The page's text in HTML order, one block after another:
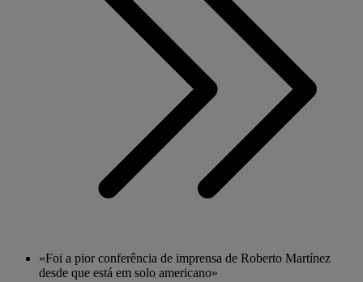
«Foi a pior conferência de imprensa de Roberto Martínez
desde que está em solo americano»